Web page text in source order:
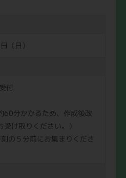
（日）
付
60分かかるため、作成後改
け取りください。）
の５分前にお集まりくださ